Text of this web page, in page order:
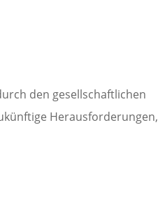
den gesellschaftlichen
Herausforderungen,